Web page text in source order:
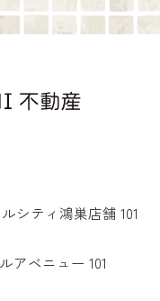
シティ鴻巣店舗 101
アベニュー 101